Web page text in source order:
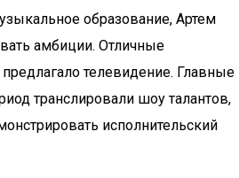
образование, Артем
амбиции. Отличные
телевидение. Главные
транслировали шоу талантов,
исполнительский